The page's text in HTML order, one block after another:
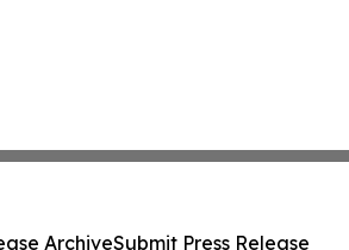
ArchiveSubmit Press Release